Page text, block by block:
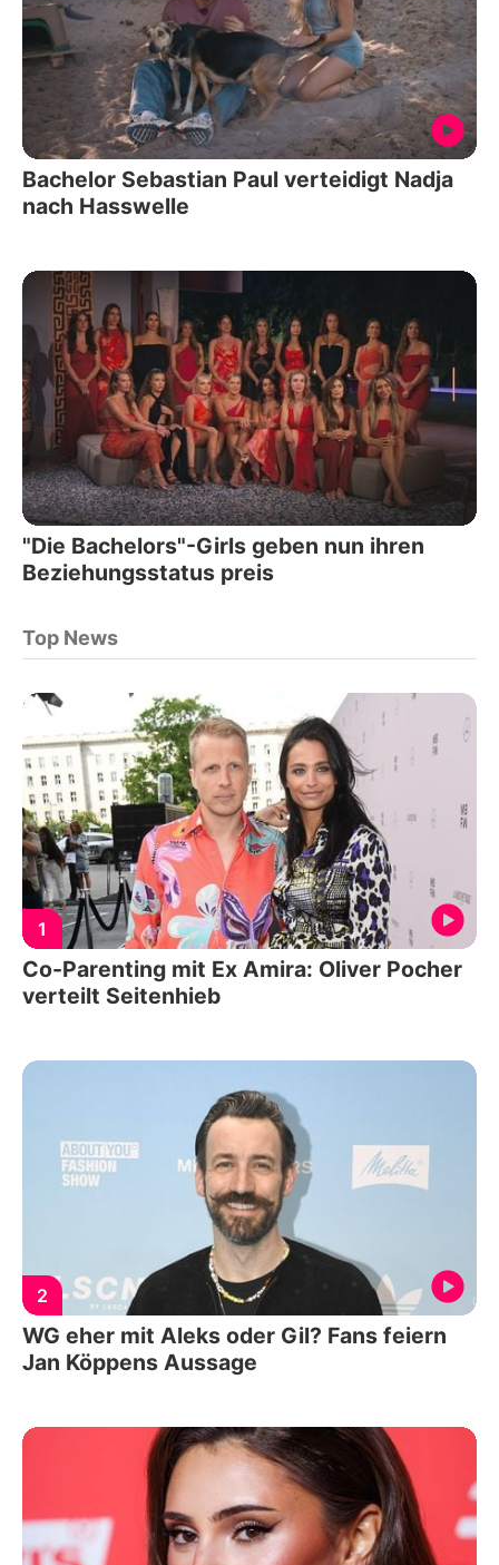
Bachelor Sebastian Paul verteidigt Nadja
nach Hasswelle
"Die Bachelors"-Girls geben nun ihren
Beziehungsstatus preis
Top News
1
Co-Parenting mit Ex Amira: Oliver Pocher
verteilt Seitenhieb
2
WG eher mit Aleks oder Gil? Fans feiern
Jan Köppens Aussage